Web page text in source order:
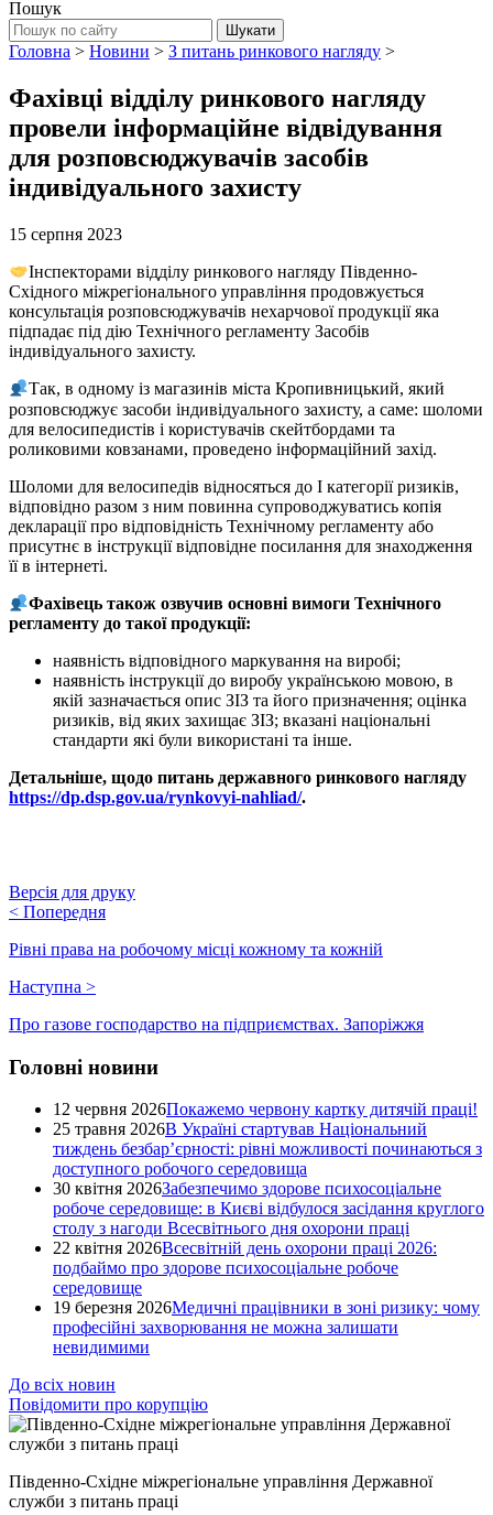
Пошук
Головна > Новини > З питань ринкового нагляду >
Фахівці відділу ринкового нагляду
провели інформаційне відвідування
для розповсюджувачів засобів
індивідуального захисту
15 серпня 2023
Інспекторами відділу ринкового нагляду Південно-
Східного міжрегіонального управління продовжується
консультація розповсюджувачів нехарчової продукції яка
підпадає під дію Технічного регламенту Засобів
індивідуального захисту.
Так, в одному із магазинів міста Кропивницький, який
розповсюджує засоби індивідуального захисту, а саме: шоломи
для велосипедистів і користувачів скейтбордами та
роликовими ковзанами, проведено інформаційний захід.
Шоломи для велосипедів відносяться до I категорії ризиків,
відповідно разом з ним повинна супроводжуватись копія
декларації про відповідність Технічному регламенту або
присутнє в інструкції відповідне посилання для знаходження
її в інтернеті.
Фахівець також озвучив основні вимоги Технічного
регламенту до такої продукції:
наявність відповідного маркування на виробі;
наявність інструкції до виробу українською мовою, в
якій зазначається опис ЗІЗ та його призначення; оцінка
ризиків, від яких захищає ЗІЗ; вказані національні
стандарти які були використані та інше.
Детальніше, щодо питань державного ринкового нагляду
https://dp.dsp.gov.ua/rynkovyi-nahliad/.
Версія для друку
< Попередня
Рівні права на робочому місці кожному та кожній
Наступна >
Про газове господарство на підприємствах. Запоріжжя
Головні новини
12 червня 2026Покажемо червону картку дитячій праці!
25 травня 2026В Україні стартував Національний
тиждень безбар’єрності: рівні можливості починаються з
доступного робочого середовища
30 квітня 2026Забезпечимо здорове психосоціальне
робоче середовище: в Києві відбулося засідання круглого
столу з нагоди Всесвітнього дня охорони праці
22 квітня 2026Всесвітній день охорони праці 2026:
подбаймо про здорове психосоціальне робоче
середовище
19 березня 2026Медичні працівники в зоні ризику: чому
професійні захворювання не можна залишати
невидимими
До всіх новин
Повідомити про корупцію
Південно-Східне міжрегіональне управління Державної
служби з питань праці